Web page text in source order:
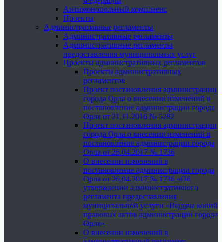
Антимонопольный комплаенс
Проекты
Административные регламенты
Административные регламенты
Административные регламенты
предоставления муниципальных услуг
Проекты административных регламентов
Проекты административных
регламентов
Проект постановления администрации
города Орла о внесении изменений в
постановление администрации города
Орла от 21.11.2016 № 5282
Проект постановления администрации
города Орла о внесении изменений в
постановление администрации города
Орла от 26.04.2017 № 1736
О внесении изменений в
постановление администрации города
Орла от 26.04.2017 № 1736 «Об
утверждении административного
регламента предоставления
муниципальной услуги «Выдача копий
правовых актов администрации города
Орла»
О внесении изменений в